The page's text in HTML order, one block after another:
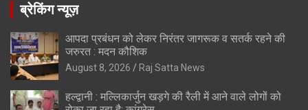
ब्रेकिंग न्यूज़
आपदा प्रबंधन को लेकर निरंतर जागरूक व सतर्क रहने की
जरुरत : मदन कौशिक
August 8, 2026 Raj Satta News
हल्द्वानी : मल्लिकार्जुन खड़गे की रैली में आने वाले लोगों को